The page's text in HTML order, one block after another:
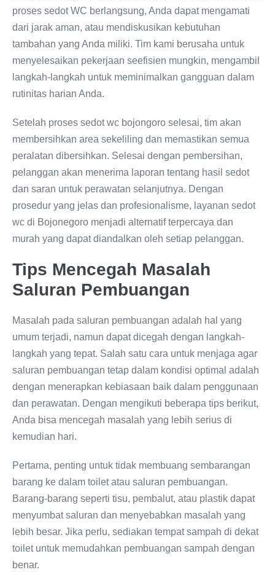
proses sedot WC berlangsung, Anda dapat mengamati
dari jarak aman, atau mendiskusikan kebutuhan
tambahan yang Anda miliki. Tim kami berusaha untuk
menyelesaikan pekerjaan seefisien mungkin, mengambil
langkah-langkah untuk meminimalkan gangguan dalam
rutinitas harian Anda.
Setelah proses sedot wc bojongoro selesai, tim akan
membersihkan area sekeliling dan memastikan semua
peralatan dibersihkan. Selesai dengan pembersihan,
pelanggan akan menerima laporan tentang hasil sedot
dan saran untuk perawatan selanjutnya. Dengan
prosedur yang jelas dan profesionalisme, layanan sedot
wc di Bojonegoro menjadi alternatif terpercaya dan
murah yang dapat diandalkan oleh setiap pelanggan.
Tips Mencegah Masalah
Saluran Pembuangan
Masalah pada saluran pembuangan adalah hal yang
umum terjadi, namun dapat dicegah dengan langkah-
langkah yang tepat. Salah satu cara untuk menjaga agar
saluran pembuangan tetap dalam kondisi optimal adalah
dengan menerapkan kebiasaan baik dalam penggunaan
dan perawatan. Dengan mengikuti beberapa tips berikut,
Anda bisa mencegah masalah yang lebih serius di
kemudian hari.
Pertama, penting untuk tidak membuang sembarangan
barang ke dalam toilet atau saluran pembuangan.
Barang-barang seperti tisu, pembalut, atau plastik dapat
menyumbat saluran dan menyebabkan masalah yang
lebih besar. Jika perlu, sediakan tempat sampah di dekat
toilet untuk memudahkan pembuangan sampah dengan
benar.